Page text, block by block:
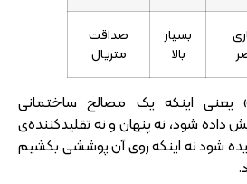
بسیار
بالا
صداقت
متریال
یعنی اینکه یک مصالح ساختمانی
شود، نه پنهان و نه تقلیدکننده‌ی
شود نه اینکه روی آن پوششی بکشیم